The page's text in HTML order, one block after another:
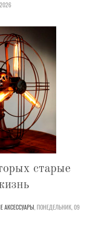
старые
АКСЕССУАРЫ,ПОНЕДЕЛЬНИК, 09